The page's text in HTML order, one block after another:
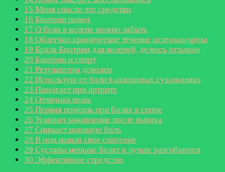
15 Меня спасло это средство
16 Биотрин помог
17 О боли в колене можно забыть
18 Облегчил хроническое течение остеохондроза
19 Брала Биотрин для коленей, делюсь отзывом
20 Биотрин и спорт
21 Результатом доволен
22 Использую от боли в ахилловых сухожилиях
23 Помогает при артрите
24 Отличная вещь
25 Первая помощь при болях в спине
26 Ускорил заживление после вывиха
27 Снимает ноющую боль
28 В нем нашла свое спасение
29 Суставы меньше болят и лучше разгибаются
30 Эффективное стредство